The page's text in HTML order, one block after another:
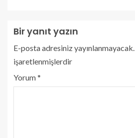
Bir yanıt yazın
E-posta adresiniz yayınlanmayacak.
işaretlenmişlerdir
Yorum*